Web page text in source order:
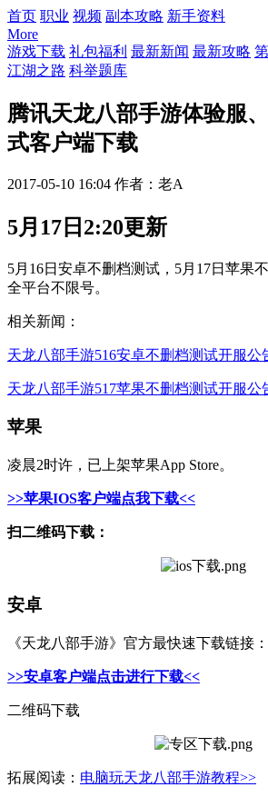
首页 职业 视频 副本攻略 新手资料
More
游戏下载 礼包福利 最新新闻 最新攻略
江湖之路 科举题库
腾讯天龙八部手游体验服
式客户端下载
2017-05-10 16:04 作者：老A
5月17日2:20更新
5月16日安卓不删档测试，5月17日苹果
全平台不限号。
相关新闻：
天龙八部手游516安卓不删档测试开服公
天龙八部手游517苹果不删档测试开服公
苹果
凌晨2时许，已上架苹果App Store。
>>苹果IOS客户端点我下载<<
扫二维码下载：
安卓
《天龙八部手游》官方最快速下载链接 ：
>>安卓客户端点击进行下载<<
二维码下载
拓展阅读： 电脑玩天龙八部手游教程>>